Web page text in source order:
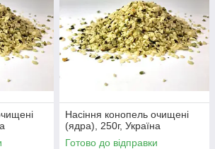
Насіння конопель очищені
(ядра), 250г, Україна
Готово до відправки